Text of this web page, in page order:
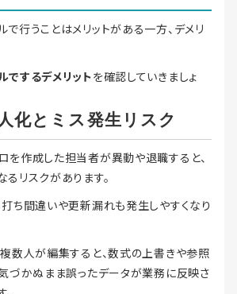
行うことはメリットがある一方、デメリ
でするデメリットを確認していきましょ
化とミス発生リスク
を作成した担当者が異動や退職すると、
リスクがあります。
打ち間違いや更新漏れも発生しやすくなり
数人が編集すると、数式の上書きや参照
気づかぬまま誤ったデータが業務に反映さ